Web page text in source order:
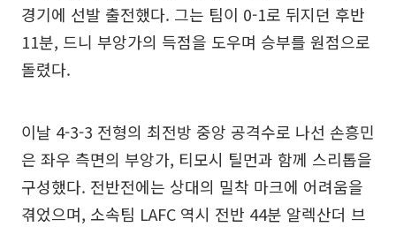
경기에 선발 출전했다. 그는 팀이 0-1로 뒤지던 후반
11분, 드니 부앙가의 득점을 도우며 승부를 원점으로
돌렸다.
이날 4-3-3 전형의 최전방 중앙 공격수로 나선 손흥민
은 좌우 측면의 부앙가, 티모시 틸먼과 함께 스리톱을
구성했다. 전반전에는 상대의 밀착 마크에 어려움을
겪었으며, 소속팀 LAFC 역시 전반 44분 알렉산더 브